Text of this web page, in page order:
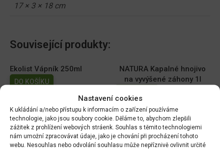
Nastavení cookies
K ukládání a/nebo přístupu k informacím o zařízení používáme
technologie, jako jsou soubory cookie. Děláme to, abychom zlepšili
zážitek z prohlížení webových stráenk. Souhlas s těmito technologiemi
nám umožní zpracovávat údaje, jako je chování při procházení tohoto
webu. Nesouhlas nebo odvolání souhlasu může nepříznivě ovlivnit určité
17 × 3 × 18 cm
Související produkty:
Ekolist Vápník 250ml
DO KOŠÍKU
NATURA Kapalné hnojivo
na vyvýšené záhony 1l
AGRO Cererit Hobby GOLD
s guánem 1l
DO KOŠÍKU
Cererit s guánem Podzimní
5kg/FO +
DO KOŠÍKU